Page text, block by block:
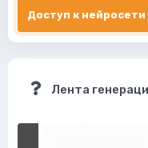
Доступ к
Лента